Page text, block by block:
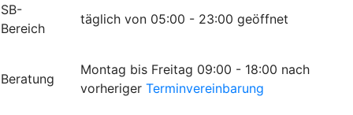
SB-
Bereich
täglich von 05:00 - 23:00 geöffnet
Beratung
Montag bis Freitag 09:00 - 18:00 nach
vorheriger Terminvereinbarung